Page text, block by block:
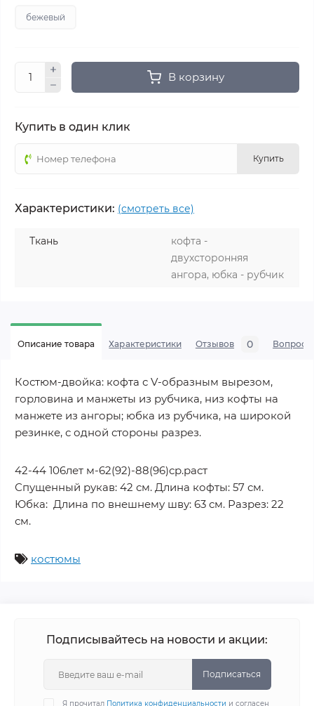
бежевый
В корзину
Купить в один клик
Купить
Характеристики: (смотреть все)
Ткань
кофта -
двухсторонняя
ангора, юбка - рубчик
Описание товара Характеристики Отзывов 0 Вопросы
Костюм-двойка: кофта с V-образным вырезом,
горловина и манжеты из рубчика, низ кофты на
манжете из ангоры; юбка из рубчика, на широкой
резинке, с одной стороны разрез.
42-44 106лет м-62(92)-88(96)ср.раст
Спущенный рукав: 42 см. Длина кофты: 57 см.
Юбка: Длина по внешнему шву: 63 см. Разрез: 22
см.
костюмы
Подписывайтесь на новости и акции:
Подписаться
Я прочитал Политика конфиденциальности и согласен